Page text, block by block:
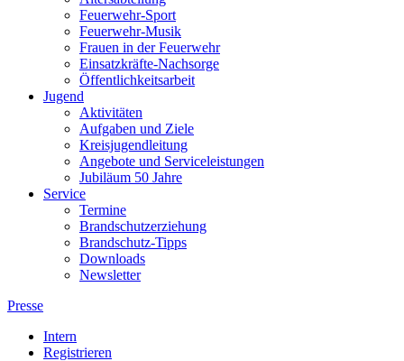
Feuerwehr-Sport
Feuerwehr-Musik
Frauen in der Feuerwehr
Einsatzkräfte-Nachsorge
Öffentlichkeitsarbeit
Jugend
Aktivitäten
Aufgaben und Ziele
Kreisjugendleitung
Angebote und Serviceleistungen
Jubiläum 50 Jahre
Service
Termine
Brandschutzerziehung
Brandschutz-Tipps
Downloads
Newsletter
Presse
Intern
Registrieren